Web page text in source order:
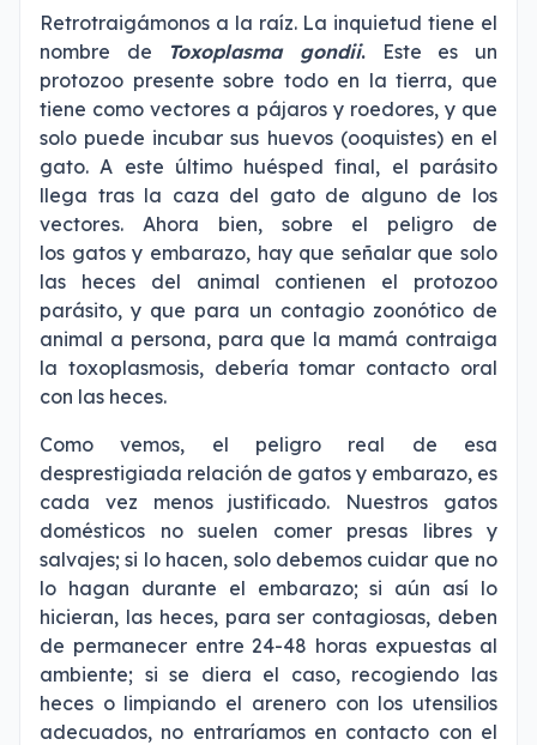
Retrotraigámonos a la raíz. La inquietud tiene el
nombre de
Toxoplasma gondii. Este es un
protozoo presente sobre todo en la tierra, que
tiene como vectores a pájaros y roedores, y que
solo puede incubar sus huevos (ooquistes) en el
gato. A este último huésped final, el parásito
llega tras la caza del gato de alguno de los
vectores. Ahora bien, sobre el peligro de
los gatos y embarazo, hay que señalar que solo
las heces del animal contienen el protozoo
parásito, y que para un contagio zoonótico de
animal a persona, para que la mamá contraiga
la toxoplasmosis, debería tomar contacto oral
con las heces.
Como vemos, el peligro real de esa
desprestigiada relación de gatos y embarazo, es
cada vez menos justificado. Nuestros gatos
domésticos no suelen comer presas libres y
salvajes; si lo hacen, solo debemos cuidar que no
lo hagan durante el embarazo; si aún así lo
hicieran, las heces, para ser contagiosas, deben
de permanecer entre 24-48 horas expuestas al
ambiente; si se diera el caso, recogiendo las
heces o limpiando el arenero con los utensilios
adecuados, no entraríamos en contacto con el